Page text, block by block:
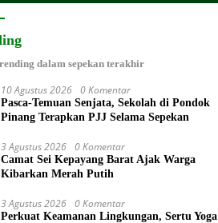
dalam sepekan terakhir
10 Agustus 2026 0 Komentar
Pasca-Temuan Senjata, Sekolah di Pondok
Pinang Terapkan PJJ Selama Sepekan
3 Agustus 2026 0 Komentar
Camat Sei Kepayang Barat Ajak Warga
Kibarkan Merah Putih
3 Agustus 2026 0 Komentar
Perkuat Keamanan Lingkungan, Sertu Yoga